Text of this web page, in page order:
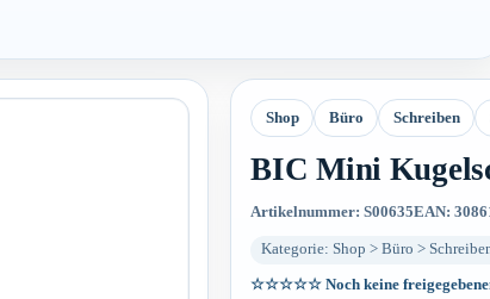
Shop Büro Schreiben
BIC Mini
Artikelnummer: S00635EAN:
Kategorie: Shop > Büro >
☆☆☆☆☆ Noch keine